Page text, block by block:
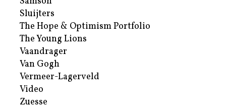
Sluijters
The Hope & Optimism Portfolio
The Young Lions
Vaandrager
Van Gogh
Vermeer-Lagerveld
Video
Zuesse